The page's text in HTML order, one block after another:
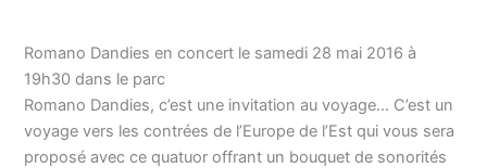
Romano Dandies en concert le samedi 28 mai 2016 à
19h30 dans le parc
Romano Dandies, c’est une invitation au voyage… C’est un
voyage vers les contrées de l’Europe de l’Est qui vous sera
proposé avec ce quatuor offrant un bouquet de sonorités